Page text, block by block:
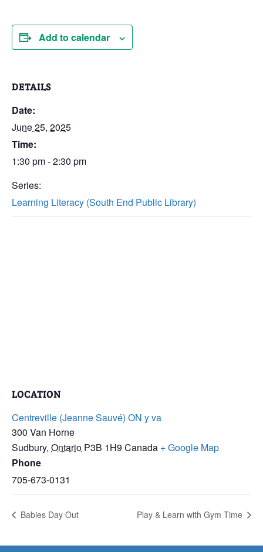
Add to calendar
DETAILS
Date:
June 25, 2025
Time:
1:30 pm - 2:30 pm
Series:
Learning Literacy (South End Public Library)
LOCATION
Centreville (Jeanne Sauvé) ON y va
300 Van Horne
Sudbury, Ontario P3B 1H9 Canada + Google Map
Phone
705-673-0131
Babies Day Out Play & Learn with Gym Time